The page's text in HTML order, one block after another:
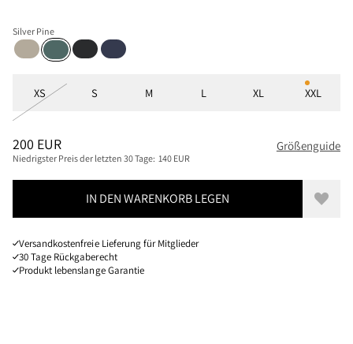
Silver Pine
Fossil TanSilver Pine
BlackIndigo Blue
XS S M L XL XXL
PREIS: 200 EUR, REDUZIERT VON 200 EUR
200 EUR
Niedrigster Preis der letzten 30 Tage: 140 EUR
Größenguide
IN DEN WARENKORB LEGEN Zur
Versandkostenfreie Lieferung für Mitglieder
30 Tage Rückgaberecht
Produkt lebenslange Garantie